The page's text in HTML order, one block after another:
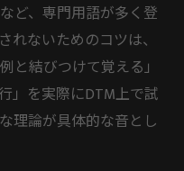
ど、専門用語が多く登
れないためのコツは、
と結びつけて覚える」
」を実際にDTM上で試
理論が具体的な音とし